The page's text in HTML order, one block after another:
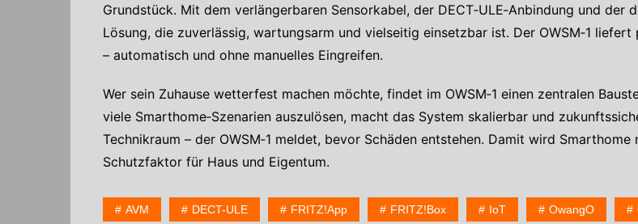
Grundstück. Mit dem verlängerbaren Sensorkabel, der DECT‑ULE‑Anbindung und
Lösung, die zuverlässig, wartungsarm und vielseitig einsetzbar ist. Der OWSM‑1
– automatisch und ohne manuelles Eingreifen.
Wer sein Zuhause wetterfest machen möchte, findet im OWSM‑1 einen zentralen
viele Smarthome‑Szenarien auszulösen, macht das System skalierbar und
Technikraum – der OWSM‑1 meldet, bevor Schäden entstehen. Damit wird
Schutzfaktor für Haus und Eigentum.
AVM DECT-ULE FRITZ!App FRITZ!Box IoT OwangO